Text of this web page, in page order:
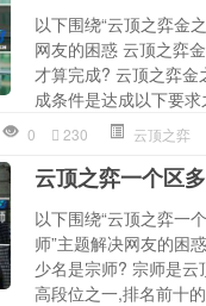
以下围绕“云顶之弈金
网友的困惑 云顶之弈
才算完成? 云顶之弈金
成条件是达成以下要
0 230 云顶之弈
云顶之弈一个区
以下围绕“云顶之弈一
师”主题解决网友的困
少名是宗师? 宗师是云
高段位之一,排名前十